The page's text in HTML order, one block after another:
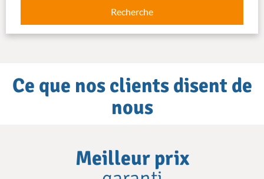
Il existe de nombreux vestiges en pierre à
visiter à Héraklion, rappelant les temps
anciens et les occupants divers de la région.
Castello a Mare, qui signifie ‘Fort sur la
Recherche
Ce que nos clients disent de
nous
Meilleur prix